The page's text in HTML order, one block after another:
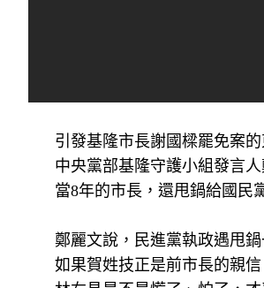
引發基隆市長謝國樑罷免案
中央黨部基隆守護小組發言
當8年的市長，還甩鍋給國民
鄭麗文說，民進黨執政遇甩
如果賀姓技正是前市長的親